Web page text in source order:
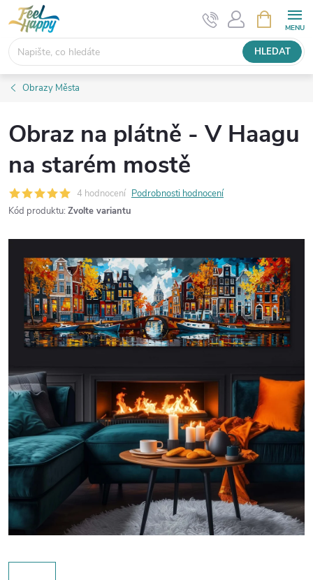
Přejít
na
obsah
HLEDAT
NÁKUPNÍ
KOŠÍK
Obrazy Města
Obraz na plátně - V Haagu
na starém mostě
4 hodnocení Podrobnosti hodnocení
Kód produktu: Zvolte variantu